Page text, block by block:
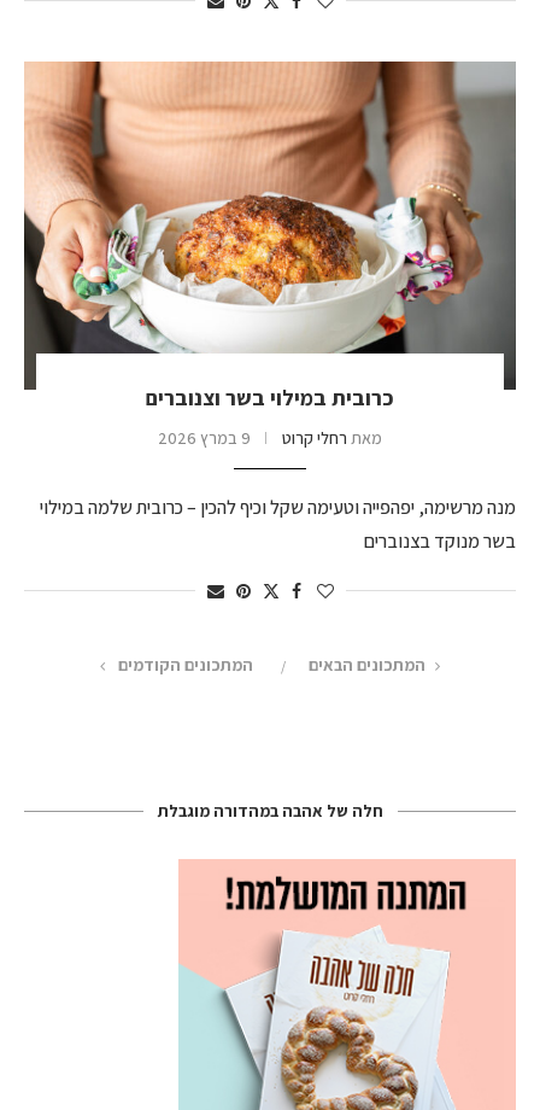
כרובית במילוי בשר וצנוברים
מאת רחלי קרוט 9 במרץ 2026
מנה מרשימה, יפהפייה וטעימה שקל וכיף להכין – כרובית שלמה במילוי
בשר מנוקד בצנוברים
המתכונים הבאים המתכונים הקודמים
חלה של אהבה במהדורה מוגבלת